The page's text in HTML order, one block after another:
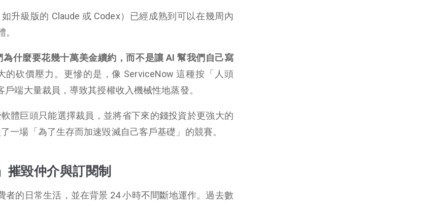
升級版的 Claude 或 Codex）已經成熟到可以在幾周內
為什麼要花幾十萬美金續約，而不是讓 AI 幫我們自己寫
的砍價壓力。更慘的是，像 ServiceNow 這種按「人頭
戶端大量裁員，導致其授權收入機械性地蒸發。
體巨頭只能選擇裁員，並將省下來的錢投資於更強大的
一場「為了生存而加速毀滅自己客戶基礎」的競賽。
摧毀仲介與訂閱制
者的日常生活，並在背景 24 小時不間斷地運作。過去數